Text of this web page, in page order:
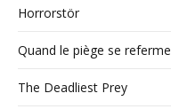
Horrorstör
Quand le piège se referme
The Deadliest Prey